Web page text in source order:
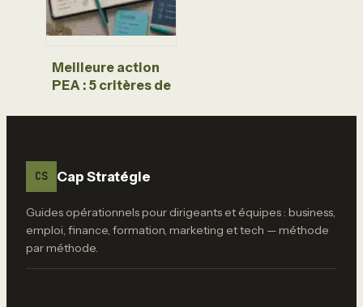
Meilleure action
PEA : 5 critères de
valeurs pour bâtir
CS Cap Stratégie
Guides opérationnels pour dirigeants et équipes : business,
emploi, finance, formation, marketing et tech — méthode
par méthode.